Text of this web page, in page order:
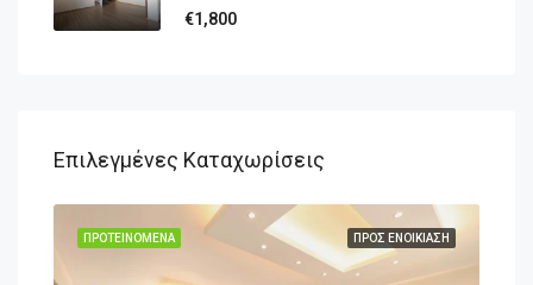
€1,800
Επιλεγμένες Καταχωρίσεις
ΠΡΟΣ ΕΝΟΙΚΊΑΣΗ
ΠΡΟΤΕΙΝΌΜΕΝΑ